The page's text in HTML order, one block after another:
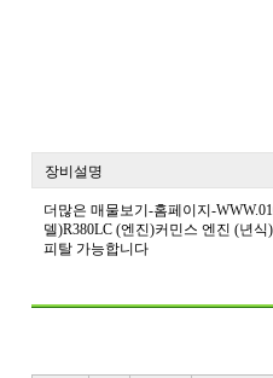
장비설명
더많은 매물보기-홈페이지-
델)R380LC (엔진)커민스 엔진 (년
피탈 가능합니다